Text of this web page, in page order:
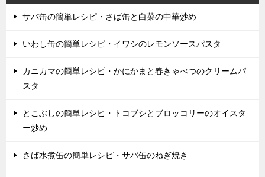
サバ缶の簡単レシピ・さば缶と白菜の中華炒め
いわし缶の簡単レシピ・イワシのレモンソースパスタ
カニカマの簡単レシピ・かにかまと春きゃべつのクリームパ
スタ
とこぶしの簡単レシピ・トコブシとブロッコリーのオイスタ
ー炒め
さば水煮缶の簡単レシピ・サバ缶のねぎ焼き